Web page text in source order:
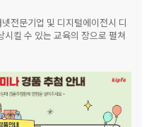
전문기업 및 디지털에이전시 디
킬 수 있는 교육의 장으로 펼쳐